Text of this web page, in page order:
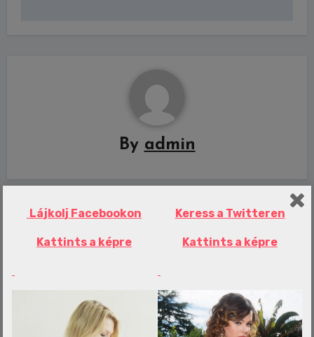
By admin
Related Post
Egyetlen dolog hiányzott a Fradi
tökéletes estéjéhez – Borbély Balázs
Lájkolj Facebookon
Kattints a képre
Keress a Twitteren
Kattints a képre